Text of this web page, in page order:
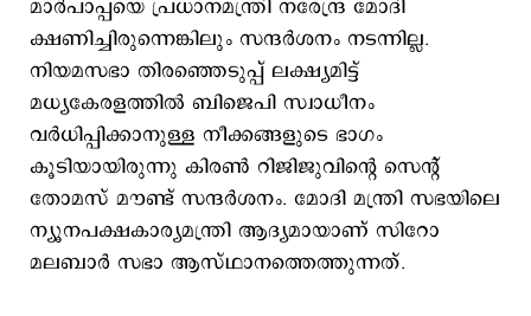
മാര്‍പാപ്പയെ പ്രധാനമന്ത്രി നരേന്ദ്ര മോദി
ക്ഷണിച്ചിരുന്നെങ്കിലും സന്ദര്‍ശനം നടന്നില്ല.
നിയമസഭാ തിരഞ്ഞെടുപ്പ് ലക്ഷ്യമിട്ട്
മധ്യകേരളത്തില്‍ ബിജെപി സ്വാധീനം
വര്‍ധിപ്പിക്കാനുള്ള നീക്കങ്ങളുടെ ഭാഗം
കൂടിയായിരുന്നു കിരണ്‍ റിജിജുവിന്‍റെ സെന്‍റ്
തോമസ് മൗണ്ട് സന്ദര്‍ശനം. മോദി മന്ത്രി സഭയിലെ
ന്യൂനപക്ഷകാര്യമന്ത്രി ആദ്യമായാണ് സിറോ
മലബാര്‍ സഭാ ആസ്ഥാനത്തെത്തുന്നത്.